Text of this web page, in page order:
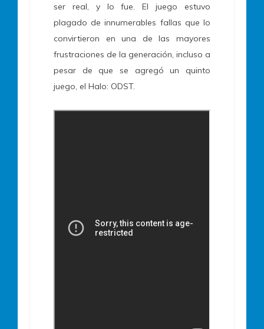
ser real, y lo fue. El juego estuvo
plagado de innumerables fallas que lo
convirtieron en una de las mayores
frustraciones de la generación, incluso a
pesar de que se agregó un quinto
juego, el Halo: ODST.